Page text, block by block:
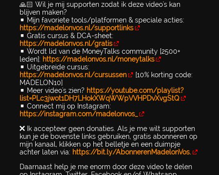
🙏🏻 Wil je mij supporten zodat ik deze video's kan
blijven maken?
▪️ Mijn favoriete tools/platformen & speciale acties:
https://madelonvos.nl/supportlinks
▪️ Gratis cursus & DCA-sheet:
https://madelonvos.nl/gratis
▪️ Wordt lid van de MoneyTalks community [2500+
leden]: https://madelonvos.nl/moneytalks
▪️ Uitgebreide cursus:
https://madelonvos.nl/cursussen
[10% korting code:
MADELON10]
▪️ Meer video's zien? https://youtube.com/playlist?
list=PLc3jwot1DH7LHokXWqWWpVVHPDvXvgStQ
▪️ Connect mij op Instagram:
https://instagram.com/madelonvos_
❌ Ik accepteer geen donaties. Als je me wilt supporten
kun je de bovenste links gebruiken, gratis abonneren op
mijn kanaal, klikken op het belletje en een duimpje
achter laten via: https://bit.ly/AbonnerenMadelonVos.
Daarnaast help je me enorm door deze video te delen